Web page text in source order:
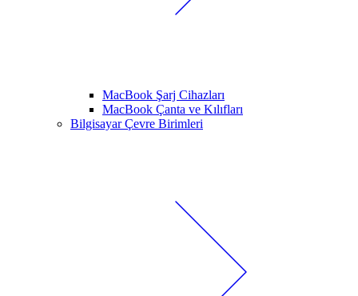
MacBook Şarj Cihazları
MacBook Çanta ve Kılıfları
Bilgisayar Çevre Birimleri